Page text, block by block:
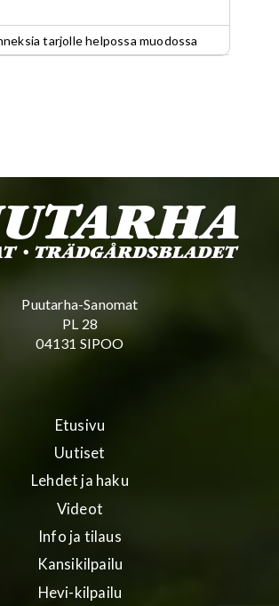
tarjolle helpossa muodossa
Puutarha-Sanomat
PL 28
04131 SIPOO
Etusivu
Uutiset
Lehdet ja haku
Videot
Info ja tilaus
Kansikilpailu
Hevi-kilpailu